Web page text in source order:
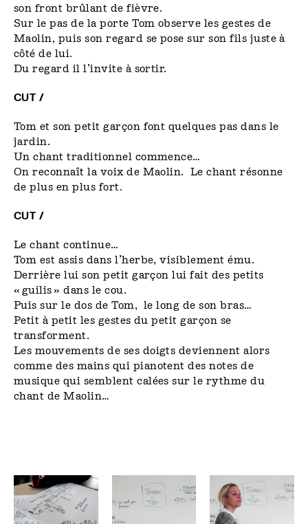
son front brûlant de fièvre.
Sur le pas de la porte Tom observe les gestes de
Maolin, puis son regard se pose sur son fils juste à
côté de lui.
Du regard il l’invite à sortir.
CUT /
Tom et son petit garçon font quelques pas dans le
jardin.
Un chant traditionnel commence…
On reconnaît la voix de Maolin. Le chant résonne
de plus en plus fort.
CUT /
Le chant continue…
Tom est assis dans l’herbe, visiblement ému.
Derrière lui son petit garçon lui fait des petits
« guilis » dans le cou.
Puis sur le dos de Tom, le long de son bras…
Petit à petit les gestes du petit garçon se
transforment.
Les mouvements de ses doigts deviennent alors
comme des mains qui pianotent des notes de
musique qui semblent calées sur le rythme du
chant de Maolin…